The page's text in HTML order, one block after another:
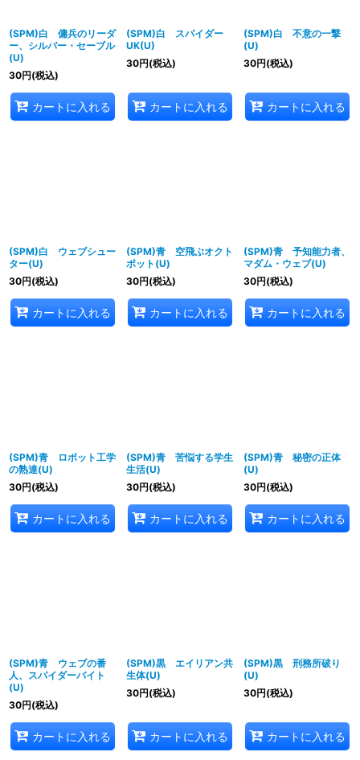
(SPM)白 傭兵のリーダ
ー、シルバー・セーブル
(U)
30円(税込)
カートに入れる
(SPM)白 スパイダー
UK(U)
30円(税込)
カートに入れる
(SPM)白 不意の一撃
(U)
30円(税込)
カートに入れる
(SPM)白 ウェブシュー
ター(U)
30円(税込)
カートに入れる
(SPM)青 空飛ぶオクト
ボット(U)
30円(税込)
カートに入れる
(SPM)青 予知能力者、
マダム・ウェブ(U)
30円(税込)
カートに入れる
(SPM)青 ロボット工学
の熟達(U)
30円(税込)
カートに入れる
(SPM)青 苦悩する学生
生活(U)
30円(税込)
カートに入れる
(SPM)青 秘密の正体
(U)
30円(税込)
カートに入れる
(SPM)青 ウェブの番
人、スパイダーバイト
(U)
30円(税込)
カートに入れる
(SPM)黒 エイリアン共
生体(U)
30円(税込)
カートに入れる
(SPM)黒 刑務所破り
(U)
30円(税込)
カートに入れる